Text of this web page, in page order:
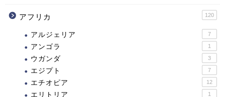
アフリカ 120
アルジェリア 7
アンゴラ 1
ウガンダ 3
エジプト 7
エチオピア 12
エリトリア 1